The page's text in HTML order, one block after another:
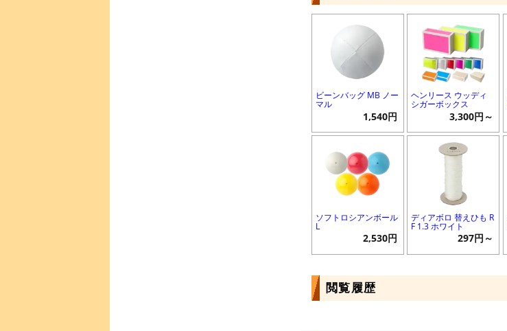
ビーンバッグ MB ノー
マル
1,540円
ヘンリース ウッディ
シガーボックス
3,300円～
ソフトロシアンボール
L
2,530円
ディアボロ 替えひも R
F 1.3 ホワイト
297円～
閲覧履歴